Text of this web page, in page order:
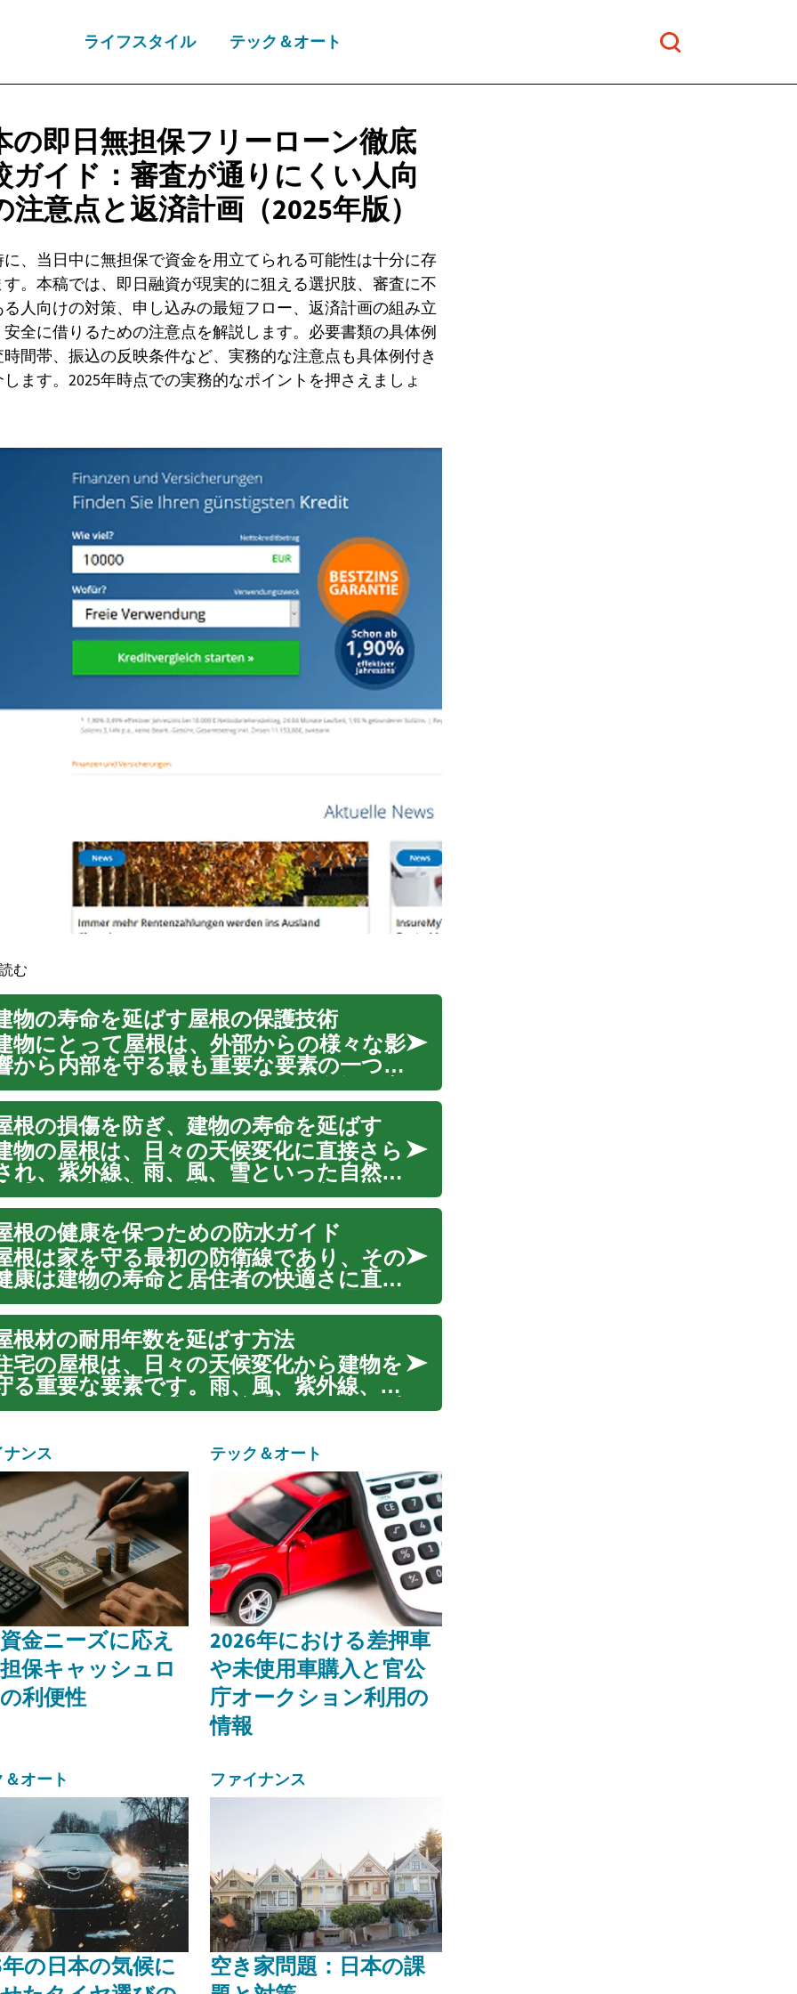
ライフスタイル テック＆オート
の即日無担保フリーローン徹底
ガイド：審査が通りにくい人向
注意点と返済計画（2025年版）
に、当日中に無担保で資金を用立てられる可能性は十分に存
。本稿では、即日融資が現実的に狙える選択肢、審査に不
人向けの対策、申し込みの最短フロー、返済計画の組み立
全に借りるための注意点を解説します。必要書類の具体例
間帯、振込の反映条件など、実務的な注意点も具体例付き
ます。2025年時点での実務的なポイントを押さえましょ
む
物の寿命を延ばす屋根の保護技術
物にとって屋根は、外部からの様々な影
から内部を守る最も重要な要素の一つで
。雨、雪、風、紫外線といった自然の脅
に常に晒されており、その健全性が建物
全体的な耐久性に直結します。屋根の防
処理は、こうした過酷な環境から建物を
り、...
根の損傷を防ぎ、建物の寿命を延ばす
物の屋根は、日々の天候変化に直接さら
れ、紫外線、雨、風、雪といった自然の
威から内部空間を守る重要な役割を担っ
います。適切な屋根防水は、これらの外
要因による損傷から建物を保護し、構造
な完全性を維持するために不可欠です。
記事...
根の健康を保つための防水ガイド
根は家を守る最初の防衛線であり、その
康は建物の寿命と居住者の快適さに直結
ます。適切な防水対策は、雨水や湿気か
家を保護し、構造的な損傷やカビの発生
防ぐ上で不可欠です。この記事では、屋
防水の重要性から、さまざまな方法、メ
テナ...
根材の耐用年数を延ばす方法
宅の屋根は、日々の天候変化から建物を
る重要な要素です。雨、風、紫外線、雪
いった自然の影響を直接受けるため、時
、適切な知識と対策を講じることで、屋
材の耐用年数を大幅に延ばし、長期的に
物の健...
ンス
金ニーズに応え
保キャッシュロ
利便性
テック＆オート
2026年における差押車
や未使用車購入と官公
庁オークション利用の
情報
オート
の日本の気候に
ファイナンス
空き家問題：日本の課